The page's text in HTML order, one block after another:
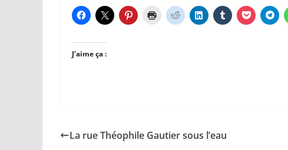
J’aime ça :
La rue Théophile Gautier sous l’eau